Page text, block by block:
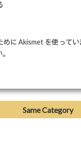
に Akismet を使ってい
。
Same Category